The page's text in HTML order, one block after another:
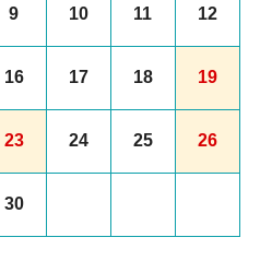
9 10 11 12
16 17 18 19
23 24 25 26
30